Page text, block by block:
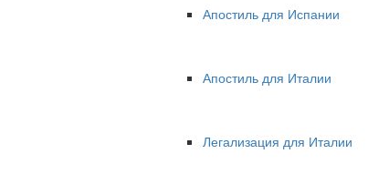
Апостиль для Испании
Апостиль для Италии
Легализация для Италии